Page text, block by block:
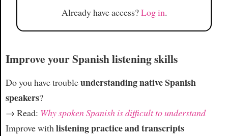
Already have access?Log in.
Improve your Spanish listening skills
Do you have troubleunderstanding native Spanish
speakers?
→ Read: Why spoken Spanish is difficult to understand
Improve withlistening practice and transcripts